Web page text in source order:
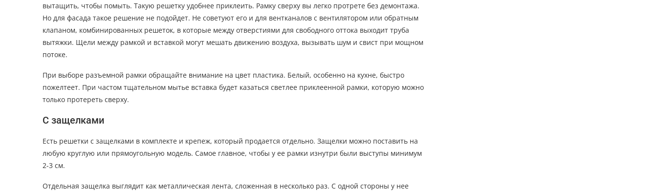
вытащить, чтобы помыть. Такую решетку удобнее приклеить. Рамку сверху вы легко протрете без демонтажа.
Но для фасада такое решение не подойдет. Не советуют его и для вентканалов с вентилятором или обратным
клапаном, комбинированных решеток, в которые между отверстиями для свободного оттока выходит труба
вытяжки. Щели между рамкой и вставкой могут мешать движению воздуха, вызывать шум и свист при мощном
потоке.
При выборе разъемной рамки обращайте внимание на цвет пластика. Белый, особенно на кухне, быстро
пожелтеет. При частом тщательном мытье вставка будет казаться светлее приклеенной рамки, которую можно
только протереть сверху.
С защелками
Есть решетки с защелками в комплекте и крепеж, который продается отдельно. Защелки можно поставить на
любую круглую или прямоугольную модель. Самое главное, чтобы у ее рамки изнутри были выступы минимум
2-3 см.
Отдельная защелка выглядит как металлическая лента, сложенная в несколько раз. С одной стороны у нее